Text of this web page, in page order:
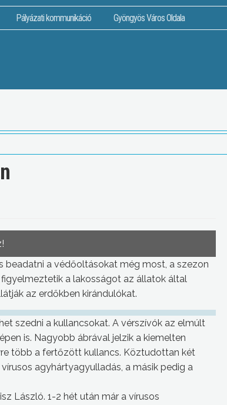
Pályázati kommunikáció Gyöngyös Város Oldala
beadatni a védőoltásokat még most, a szezon
a lakosságot az állatok által
az erdőkben kirándulókat.
szedni a kullancsokat. A vérszívók az elmúlt
is. Nagyobb ábrával jelzik a kiemelten
több a fertőzött kullancs. Köztudottan két
agyhártyagyulladás, a másik pedig a
László. 1-2 hét után már a vírusos